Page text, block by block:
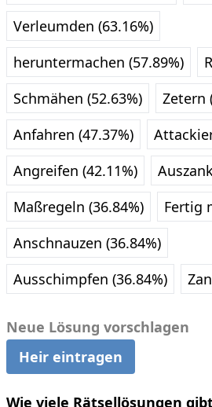
Verleumden (63.16%)
heruntermachen (57.89%)
Schmähen (52.63%)
Zetern
Anfahren (47.37%)
Angreifen (42.11%)
Maßregeln (36.84%)
Fertig
Anschnauzen (36.84%)
Ausschimpfen (36.84%)
Neue Lösung vorschlagen
Heir eintragen
Wie viele Rätsellösungen